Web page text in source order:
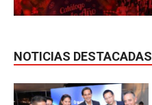
NOTICIAS DESTACADAS